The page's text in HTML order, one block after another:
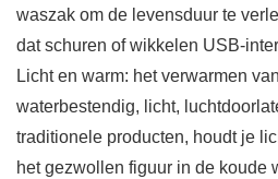
waszak om de levensduur te
dat schuren of wikkelen USB-
Licht en warm: het verwarmen
waterbestendig, licht,
traditionele producten, houdt je
het gezwollen figuur in de koude